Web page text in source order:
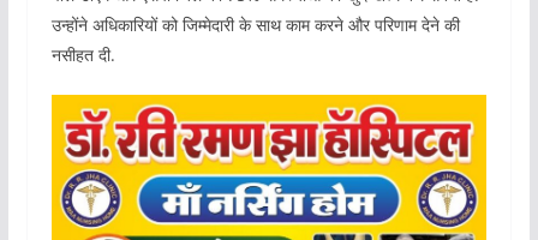
उन्होंने अधिकारियों को जिम्मेदारी के साथ काम करने और परिणाम देने की
नसीहत दी.